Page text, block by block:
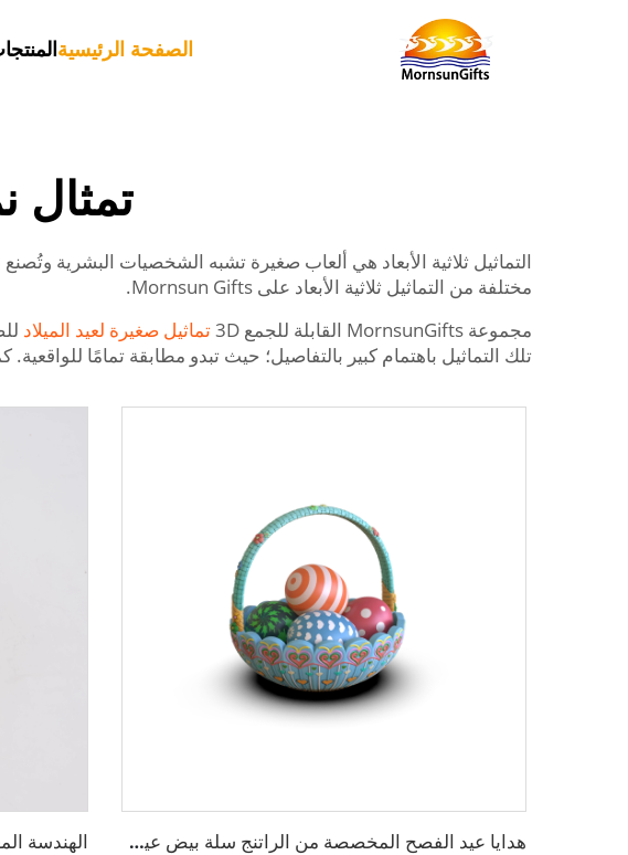
الصفحة الرئيسية
تمثال
التماثيل ثلاثية الأبعاد هي ألعاب صغيرة تشبه الشخصيات البشرية
مختلفة من التماثيل ثلاثية الأبعاد على Mornsun Gifts.
مجموعة MornsunGifts القابلة للجمع 3D
تماثيل صغيرة لعيد الميلاد
تلك التماثيل باهتمام كبير بالتفاصيل؛ حيث تبدو مطابقة تمامًا
هدايا عيد الفصح المخصصة من الراتنج سلة بيض عيد الفصح للزينة